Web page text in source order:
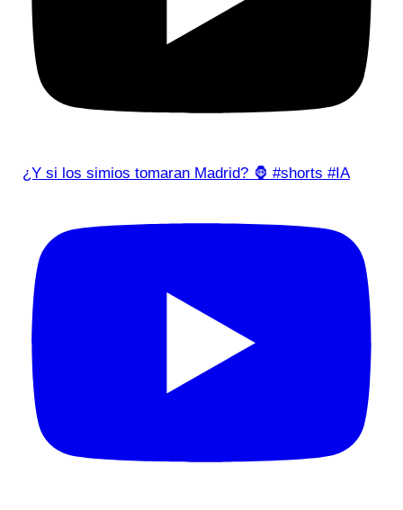
¿Y si los simios tomaran Madrid? 🦍 #shorts #IA